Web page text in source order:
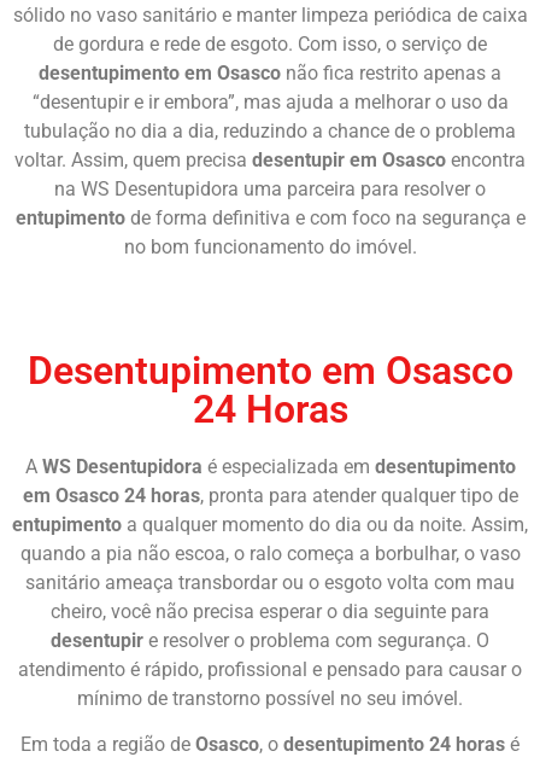
sólido no vaso sanitário e manter limpeza periódica de caixa
de gordura e rede de esgoto. Com isso, o serviço de
desentupimento em Osasco não fica restrito apenas a
“desentupir e ir embora”, mas ajuda a melhorar o uso da
tubulação no dia a dia, reduzindo a chance de o problema
voltar. Assim, quem precisa desentupir em Osasco encontra
na WS Desentupidora uma parceira para resolver o
entupimentode forma definitiva e com foco na segurança e
no bom funcionamento do imóvel.
Desentupimento em Osasco
24 Horas
A WS Desentupidora é especializada em desentupimento
em Osasco 24 horas, pronta para atender qualquer tipo de
entupimento a qualquer momento do dia ou da noite. Assim,
quando a pia não escoa, o ralo começa a borbulhar, o vaso
sanitário ameaça transbordar ou o esgoto volta com mau
cheiro, você não precisa esperar o dia seguinte para
desentupir e resolver o problema com segurança. O
atendimento é rápido, profissional e pensado para causar o
mínimo de transtorno possível no seu imóvel.
Em toda a região de Osasco, o desentupimento 24 horas é